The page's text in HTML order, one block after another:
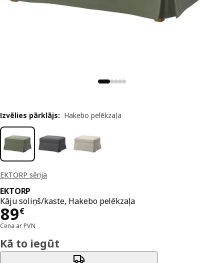
EKTORP sērija
EKTORP
Kāju soliņš/kaste, Hakebo pelēkzaļa
89€
Cena 89€
Cena ar PVN
Izvēlies pārklājs: Hakebo pelēkzaļa
Kā to iegūt